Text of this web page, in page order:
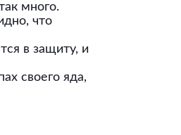
много.
что
в защиту, и
своего яда,